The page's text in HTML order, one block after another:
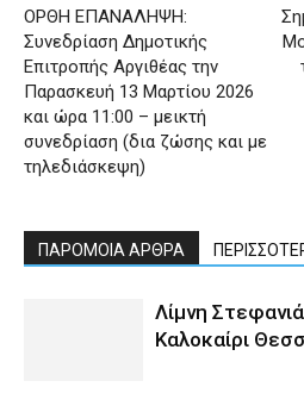
ΟΡΘΗ ΕΠΑΝΑΛΗΨΗ:
Συνεδρίαση Δημοτικής
Επιτροπής Αργιθέας την
Παρασκευή 13 Μαρτίου 2026
και ώρα 11:00 – μεικτή
συνεδρίαση (δια ζώσης και με
τηλεδιάσκεψη)
ΠΑΡΟΜΟΙΑ ΑΡΘΡΑ
Λίμνη
Καλοκαίρι